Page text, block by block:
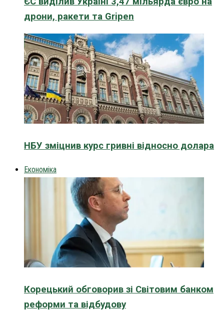
дрони, ракети та Gripen
НБУ зміцнив курс гривні відносно долара
Економіка
Корецький обговорив зі Світовим банком
реформи та відбудову